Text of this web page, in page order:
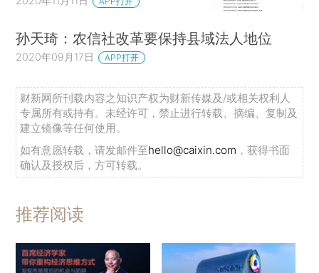
孙天琦：农信社改革要保持县域法人地位
2020年09月17日 APP打开
财新网所刊载内容之知识产权为财新传媒及/或相关权利人
专属所有或持有。未经许可，禁止进行转载、摘编、复制及
建立镜像等任何使用。
如有意愿转载，请发邮件至hello@caixin.com ，获得书面
确认及授权后，方可转载。
推荐阅读